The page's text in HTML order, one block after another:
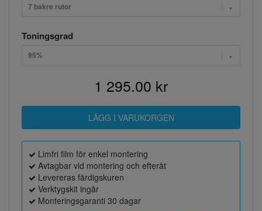
7 bakre rutor
Toningsgrad
95%
1 295.00 kr
Limfri film för enkel montering
Avtagbar vid montering och efteråt
Levereras färdigskuren
Verktygskit ingår
Monteringsgaranti 30 dagar